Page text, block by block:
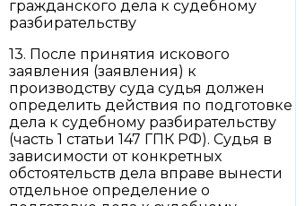
гражданского дела к судебному
разбирательству
13. После принятия искового
заявления (заявления) к
производству суда судья должен
определить действия по подготовке
дела к судебному разбирательству
(часть 1 статьи 147 ГПК РФ). Судья в
зависимости от конкретных
обстоятельств дела вправе вынести
отдельное определение о